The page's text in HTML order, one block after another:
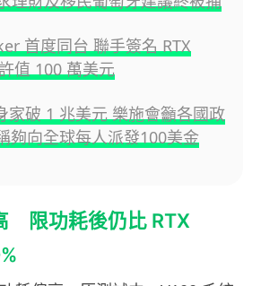
首度同台 聯手簽名 RTX
值 100 萬美元
家破 1 兆美元 樂施會籲各國政
夠向全球每人派發100美金
限功耗後仍比 RTX